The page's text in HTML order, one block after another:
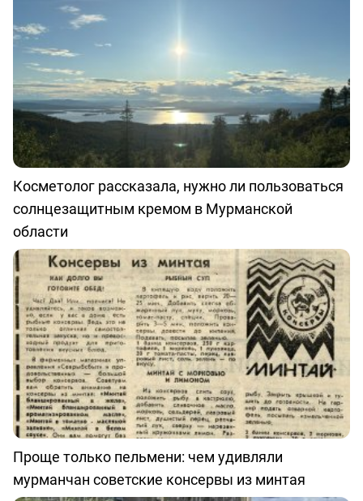
Косметолог рассказала, нужно ли пользоваться
солнцезащитным кремом в Мурманской
области
Проще только пельмени: чем удивляли
мурманчан советские консервы из минтая